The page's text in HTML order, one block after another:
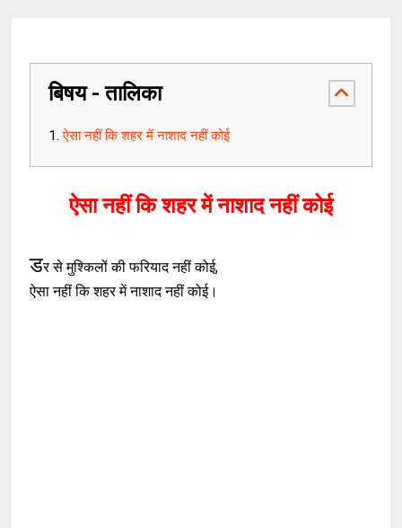
बिषय - तालिका
ऐसा नहीं कि शहर में नाशाद नहीं कोई
ऐसा नहीं कि शहर में नाशाद नहीं कोई
डर से मुश्किलों की फरियाद नहीं कोई,
ऐसा नहीं कि शहर में नाशाद नहीं कोई।